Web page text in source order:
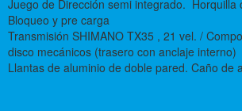
Juego de Dirección semi integrado. Horquilla
Bloqueo y pre carga
Transmisión SHIMANO TX35 , 21 vel. /
disco mecánicos (trasero con anclaje interno)
Llantas de aluminio de doble pared. Caño de